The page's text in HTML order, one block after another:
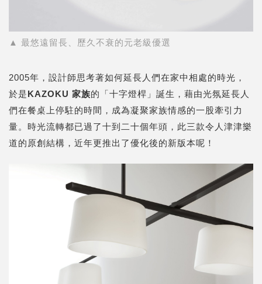
▲ 最悠遠留長、歷久不衰的元老級優選
2005年，設計師思考著如何延長人們在家中相處的時光，
於是KAZOKU 家族的「十字燈桿」誕生，藉由光氛延長人
們在餐桌上停駐的時間，成為凝聚家族情感的一股牽引力
量。時光流轉都已過了十到二十個年頭，此三款令人津津樂
道的原創結構，近年更推出了優化後的新版本呢！